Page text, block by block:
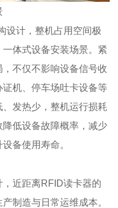
设计，整机占用空间极
体式设备安装场景。紧
不仅不影响设备信号收
机、停车场吐卡设备等
发热少，整机运行损耗
低设备故障概率，减少
备使用寿命。
近距离RFID读卡器的
制造与日常运维成本。